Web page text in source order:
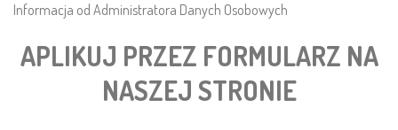
Informacja od Administratora Danych Osobowych
APLIKUJ PRZEZ FORMULARZ NA
NASZEJ STRONIE